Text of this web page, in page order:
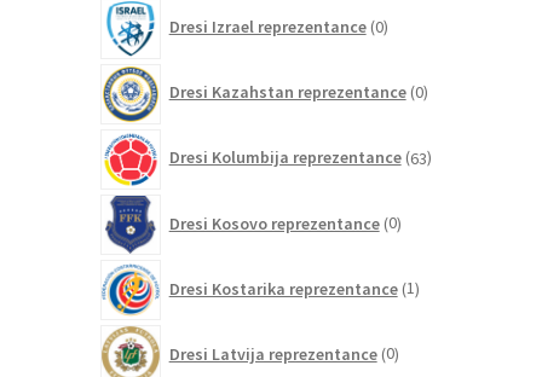
Dresi Izrael reprezentance 0izdelkov
Dresi Kazahstan reprezentance 0izdelkov
Dresi Kolumbija reprezentance 63izdelkov
Dresi Kosovo reprezentance 0izdelkov
Dresi Kostarika reprezentance 1izdelek
Dresi Latvija reprezentance 0izdelkov